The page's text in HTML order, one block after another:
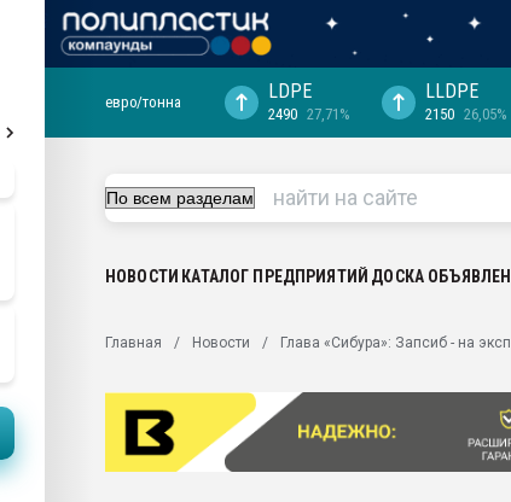
ближайшее подмосковье, с.-в.
Подмосковье, Москва
первый план в переработке
28.07.2026 "Технониколь" довольна
Всё, что касается выдува ПЭТ
Материал поверхности пуансона для
евро/тонна LDPE
2490 27,71%
LLDPE
2150 26,05%
НОВОСТИ КАТАЛОГ ПРЕДПРИЯТИЙ ДОСКА
Главная Новости Глава «Сибура»: Запсиб - на